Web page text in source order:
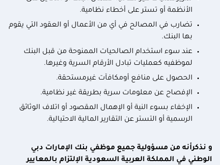
الأنظمة أو تستر على أخطاء نظامية.
تضارب في المصالح في أي من الأعمال أو العقود التي يقوم
بها البنك.
عند سوء استخدام الصالحيات الممنوحة من قبل البنك
لموظفيه كعمليات تبادل الأرقام السرية وغيرها.
الحصول على منافع أومكافآت غيرمستحقة.
الإفصاح عن معلومات سرية بطريقة غير نظامية.
الإخفاء بسوء النية أو الإهمال المقصود أو اتلاف الوثائق
الرسمية أو التستر عن التقارير المالية الاحتيالية.
و نذكرأنه من مسؤولية جميع موظفي بنك الإمارات دبي
الوطني في المملكة العربية السعودية الإلتزام بالمعايير